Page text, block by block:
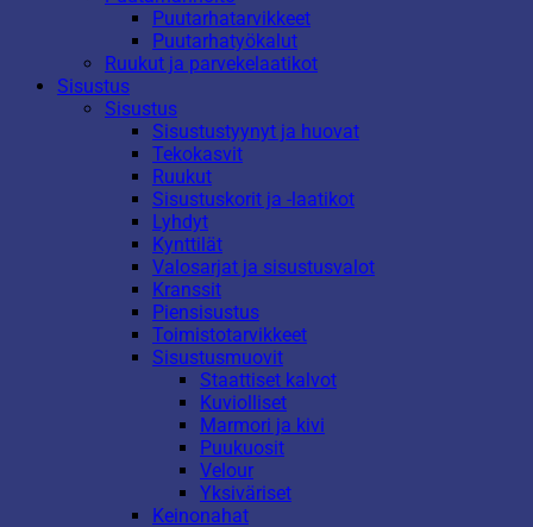
Puutarhatarvikkeet
Puutarhatyökalut
Ruukut ja parvekelaatikot
Sisustus
Sisustus
Sisustustyynyt ja huovat
Tekokasvit
Ruukut
Sisustuskorit ja -laatikot
Lyhdyt
Kynttilät
Valosarjat ja sisustusvalot
Kranssit
Piensisustus
Toimistotarvikkeet
Sisustusmuovit
Staattiset kalvot
Kuviolliset
Marmori ja kivi
Puukuosit
Velour
Yksiväriset
Keinonahat